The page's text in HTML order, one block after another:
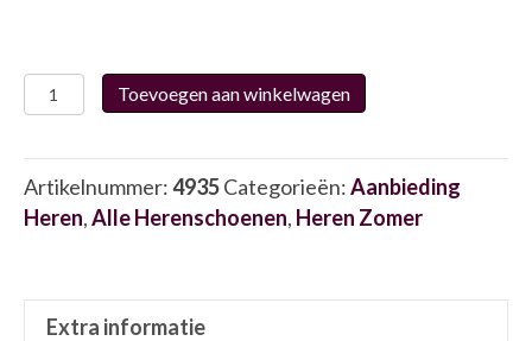
Fluchos
0554
aantal
Toevoegen aan winkelwagen
Artikelnummer:4935Categorieën:Aanbieding
Heren,Alle Herenschoenen, Heren Zomer
Extra informatie